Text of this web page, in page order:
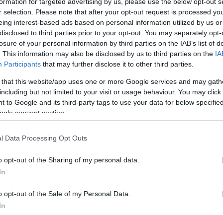
selection. Please note that after your opt-out request is processed
interest-based ads based on personal information utilized by us
to third parties prior to your opt-out. You may separately
of your personal information by third parties on the IAB’s list of
This information may also be disclosed by us to third parties on the
Participants that may further disclose it to other third parties.
that this website/app uses one or more Google services and may
but not limited to your visit or usage behaviour. You may
to Google and its third-party tags to use your data for below
consent section.
Data Processing Opt Outs
opt-out of the Sharing of my personal data.
opt-out of the Sale of my Personal Data.
fiction-nek hívják. A műfaj célja semmiképpen sem az eredeti alkotók
kreatív elmék ezen csapata pár ezer kilométerrel nyugatabbra talál
18 tűzvonalban fan fiction tűzvonalban saját
4x05: Húsdarálóban a Balaton-felvidéken
2009.07.10. 20:50 :: Hamster
fiction-nek hívják. A műfaj célja semmiképpen sem az eredeti alkotók